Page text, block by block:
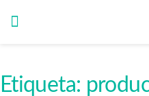
Etiqueta: